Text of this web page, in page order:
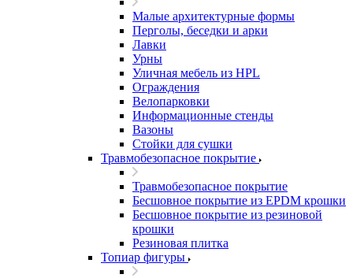
Малые архитектурные формы
Перголы, беседки и арки
Лавки
Урны
Уличная мебель из HPL
Ограждения
Велопарковки
Информационные стенды
Вазоны
Стойки для сушки
Травмобезопасное покрытие
Травмобезопасное покрытие
Бесшовное покрытие из EPDM крошки
Бесшовное покрытие из резиновой
крошки
Резиновая плитка
Топиар фигуры